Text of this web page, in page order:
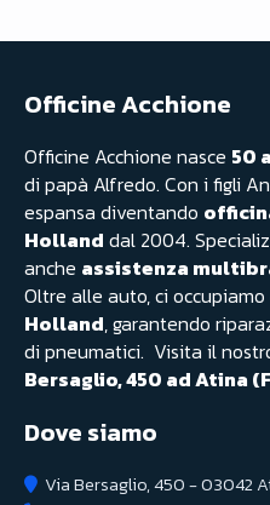
Officine Acchione
Officine Acchione nasce 50
di papà Alfredo. Con i figli
espansa diventando
Holland dal 2004.
anche assistenza
Oltre alle auto, ci occupiamo
Holland, garantendo
di pneumatici. Visita il
Bersaglio, 450 ad Atina
Dove siamo
Via Bersaglio, 450 - 03042